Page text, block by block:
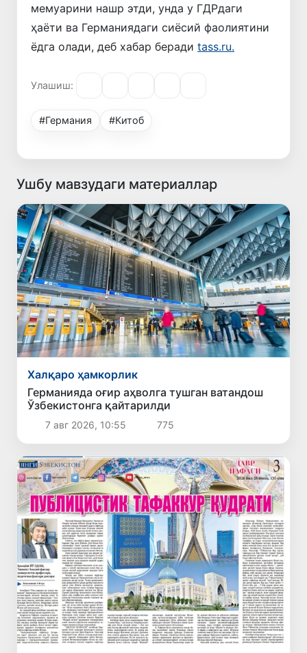
мемуарини нашр этди, унда у ГДРдаги
ҳаёти ва Германиядаги сиёсий фаолиятини
ёдга олади, деб хабар беради tass.ru.
Улашиш:
#Германия #Китоб
Ушбу мавзудаги материаллар
Халқаро ҳамкорлик
Германияда оғир аҳволга тушган ватандош
Ўзбекистонга қайтарилди
7 авг 2026, 10:55 775